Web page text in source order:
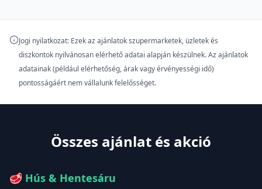
Jogi nyilatkozat: Ezek az ajánlatok szupermarketek, üzletek és
diszkontok nyilvánosan elérhető adatai alapján készülnek. Az ajánlatok
adatainak (például elérhetőség, árak vagy érvényességi idő)
pontosságáért nem vállalunk felelősséget.
Összes ajánlat és akció
🥩 Hús & Hentesáru